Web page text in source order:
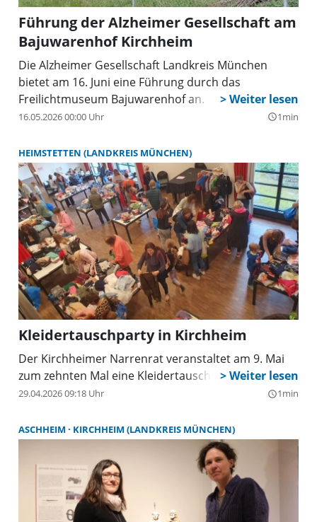
Führung der Alzheimer Gesellschaft am
Bajuwarenhof Kirchheim
Die Alzheimer Gesellschaft Landkreis München
bietet am 16. Juni eine Führung durch das
Freilichtmuseum Bajuwarenhof an.
16.05.2026 00:00 Uhr query_builder1min
HEIMSTETTEN (LANDKREIS MÜNCHEN)
Kleidertauschparty in Kirchheim
Der Kirchheimer Narrenrat veranstaltet am 9. Mai
zum zehnten Mal eine Kleidertauschparty.
29.04.2026 09:18 Uhr query_builder1min
ASCHHEIM KIRCHHEIM (LANDKREIS MÜNCHEN)